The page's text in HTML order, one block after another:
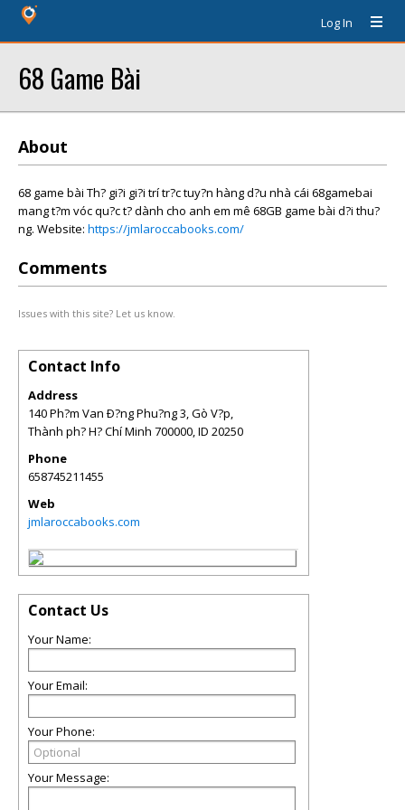
Log In
68 Game Bài
About
68 game bài Th? gi?i gi?i trí tr?c tuy?n hàng d?u nhà cái 68gamebai
mang t?m vóc qu?c t? dành cho anh em mê 68GB game bài d?i thu?
ng. Website: https://jmlaroccabooks.com/
Comments
Issues with this site? Let us know.
Contact Info
Address
140 Ph?m Van Ð?ng Phu?ng 3, Gò V?p,
Thành ph? H? Chí Minh 700000,ID 20250
Phone
658745211455
Web
jmlaroccabooks.com
Contact Us
Your Name:
Your Email:
Your Phone:
Your Message: